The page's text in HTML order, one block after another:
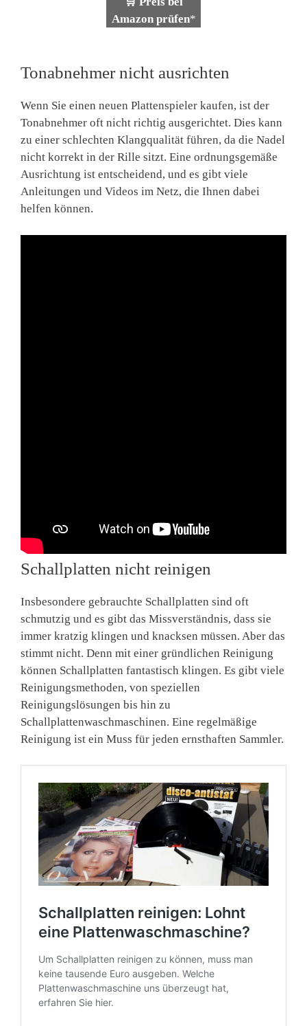
Amazon prüfen*
Tonabnehmer nicht ausrichten
Wenn Sie einen neuen Plattenspieler kaufen, ist der
Tonabnehmer oft nicht richtig ausgerichtet. Dies kann
zu einer schlechten Klangqualität führen, da die Nadel
nicht korrekt in der Rille sitzt. Eine ordnungsgemäße
Ausrichtung ist entscheidend, und es gibt viele
Anleitungen und Videos im Netz, die Ihnen dabei
helfen können.
Schallplatten nicht reinigen
Insbesondere gebrauchte Schallplatten sind oft
schmutzig und es gibt das Missverständnis, dass sie
immer kratzig klingen und knacksen müssen. Aber das
stimmt nicht. Denn mit einer gründlichen Reinigung
können Schallplatten fantastisch klingen. Es gibt viele
Reinigungsmethoden, von speziellen
Reinigungslösungen bis hin zu
Schallplattenwaschmaschinen. Eine regelmäßige
Reinigung ist ein Muss für jeden ernsthaften Sammler.